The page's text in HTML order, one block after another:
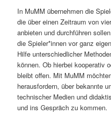
In MuMM übernehmen die
die über einen Zeitraum von
anbieten und durchführen
die Spieler*innen vor ganz
Hilfe unterschiedlicher
können. Ob hierbei kooperativ
bleibt offen. Mit MuMM
herausfordern, über bekannte
technischer Medien und
und ins Gespräch zu kommen.